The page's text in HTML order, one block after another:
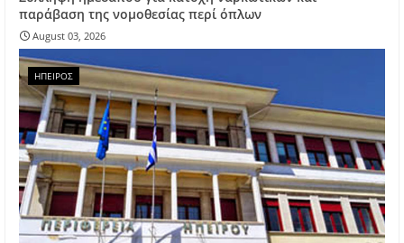
παράβαση της νομοθεσίας περί όπλων
August 03, 2026
ΗΠΕΙΡΟΣ